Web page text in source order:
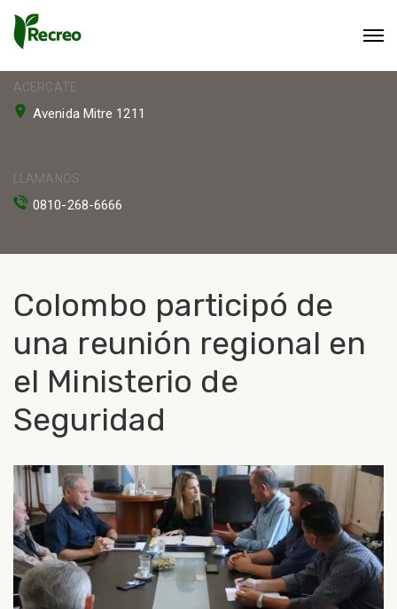
ACERCATE
Avenida Mitre 1211
LLAMANOS
0810-268-6666
Colombo participó de
una reunión regional en
el Ministerio de
Seguridad